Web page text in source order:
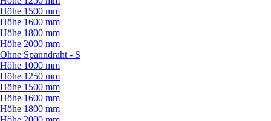
Höhe 1500 mm
Höhe 1600 mm
Höhe 1800 mm
Höhe 2000 mm
Ohne Spanndraht - S
Höhe 1000 mm
Höhe 1250 mm
Höhe 1500 mm
Höhe 1600 mm
Höhe 1800 mm